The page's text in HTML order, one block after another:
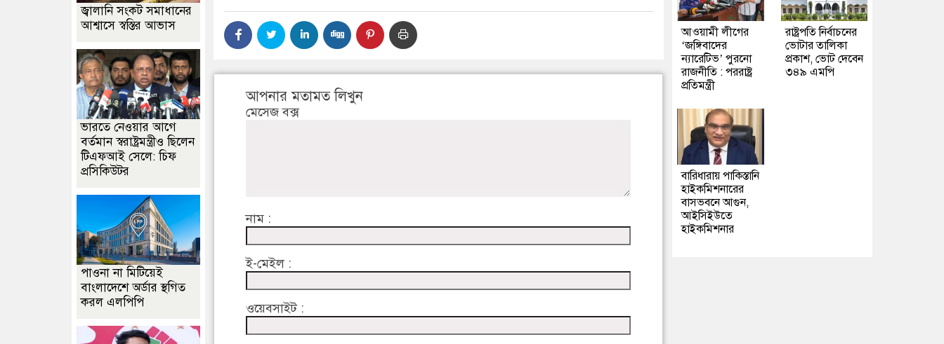
আপনার মতামত লিখুন
মেসেজ বক্স
নাম :
ই-মেইল :
ওয়েবসাইট :
জ্বালানি সংকট সমাধানের
আশ্বাসে স্বস্তির আভাস
ভারতে নেওয়ার আগে
বর্তমান স্বরাষ্ট্রমন্ত্রীও ছিলেন
টিএফআই সেলে: চিফ
প্রসিকিউটর
পাওনা না মিটিয়েই
বাংলাদেশে অর্ডার স্থগিত
করল এলপিপি
আওয়ামী লীগের
‘জঙ্গিবাদের
ন্যারেটিভ’ পুরনো
রাজনীতি : পররাষ্ট্র
প্রতিমন্ত্রী
রাষ্ট্রপতি নির্বাচনের
ভোটার তালিকা
প্রকাশ, ভোট দেবেন
৩৪৯ এমপি
বারিধারায় পাকিস্তানি
হাইকমিশনারের
বাসভবনে আগুন,
আইসিইউতে
হাইকমিশনার